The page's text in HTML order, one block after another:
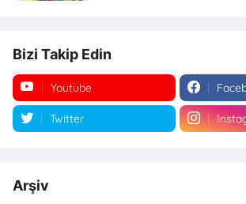
Bizi Takip Edin
Youtube
Twitter
Arşiv